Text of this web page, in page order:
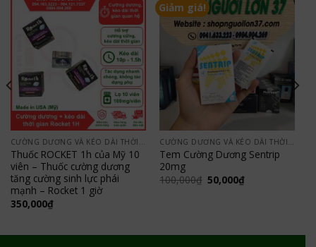
CƯỜNG DƯƠNG VÀ KÉO DÀI THỜI GIAN
Thuốc ROCKET 1h của Mỹ 10
viên – Thuốc cường dương
tăng cường sinh lực phái
mạnh – Rocket 1 giờ
350,000₫
Giảm giá!
CƯỜNG DƯƠNG VÀ KÉO DÀI THỜI GIAN
Tem Cường Dương Sentrip
20mg
100,000₫ Giá
gốc
50,000₫Giá